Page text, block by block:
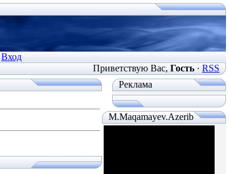
Вход
Приветствую Вас, Гость· RSS
Реклама
M.Maqamayev.Azerib